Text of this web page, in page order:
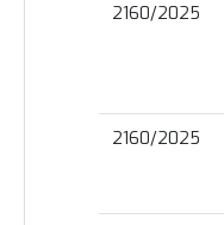
2160/2025
2160/2025